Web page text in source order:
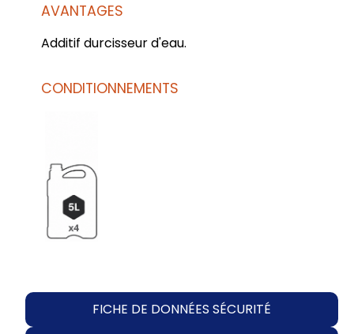
AVANTAGES
Additif durcisseur d'eau.
CONDITIONNEMENTS
FICHE DE DONNÉES SÉCURITÉ